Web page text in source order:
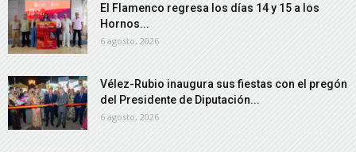
El Flamenco regresa los días 14 y 15 a los
Hornos...
6 agosto, 2026
Vélez-Rubio inaugura sus fiestas con el pregón
del Presidente de Diputación...
6 agosto, 2026